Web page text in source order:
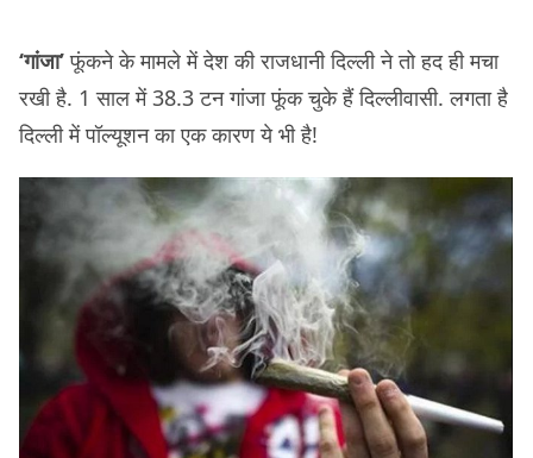
‘गांजा’फूंकने के मामले में देश की राजधानी दिल्ली ने तो हद ही मचा
रखी है. 1 साल में 38.3 टन गांजा फूंक चुके हैं दिल्लीवासी. लगता है
दिल्ली में पॉल्यूशन का एक कारण ये भी है!